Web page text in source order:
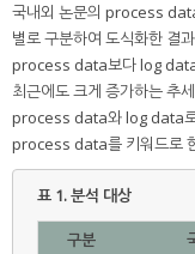
국내외 논문의 process
별로 구분하여 도식화한 결
process data보다 log data
최근에도 크게 증가하는 추
process data와 log data로
process data를 키워드로
표 1.분석 대상
구분